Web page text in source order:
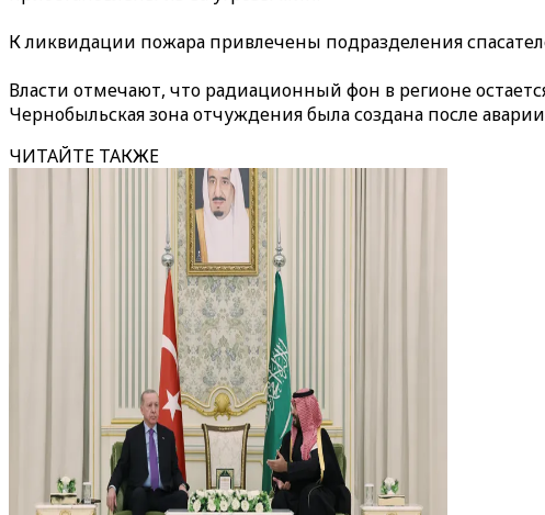
К ликвидации пожара привлечены подразделения
Власти отмечают, что радиационный фон в регионе
Чернобыльская зона отчуждения была создана после
ЧИТАЙТЕ ТАКЖЕ